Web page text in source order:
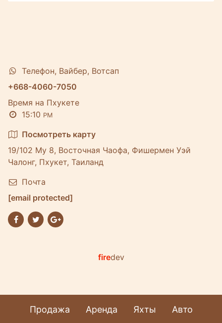
Телефон, Вайбер, Вотсап
+668-4060-7050
Время на Пхукете
15:10 PM
Посмотреть карту
19/102 Му 8, Восточная Чаофа, Фишермен Уэй
Чалонг, Пхукет, Таиланд
Почта
[email protected]
firedev
Продажа Аренда Яхты Авто